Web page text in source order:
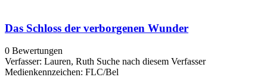
Das Schloss der verborgenen Wunder
0 Bewertungen
Verfasser: Lauren, Ruth Suche nach diesem Verfasser
Medienkennzeichen: FLC/Bel